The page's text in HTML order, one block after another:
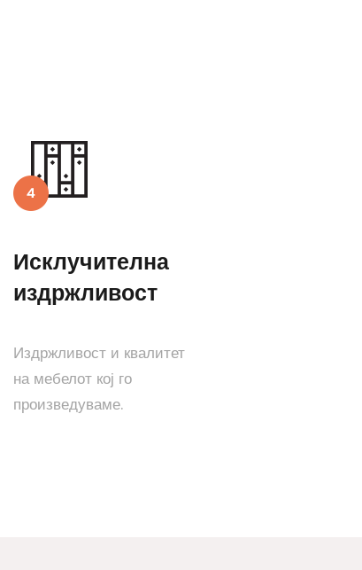
Исклучителна
издржливост
Издржливост и квалитет
на мебелот кој го
произведуваме.